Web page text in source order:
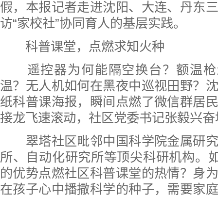
假，本报记者走进沈阳、大连、丹东
访“家校社”协同育人的基层实践。
科普课堂，点燃求知火种
遥控器为何能隔空换台？额温枪
温？无人机如何在黑夜中巡视田野？
纸科普课海报，瞬间点燃了微信群居
接龙飞速滚动，社区党委书记张毅兴
翠塔社区毗邻中国科学院金属研究
所、自动化研究所等顶尖科研机构。
的优势点燃社区科普课堂的热情？身
在孩子心中播撒科学的种子，需要家